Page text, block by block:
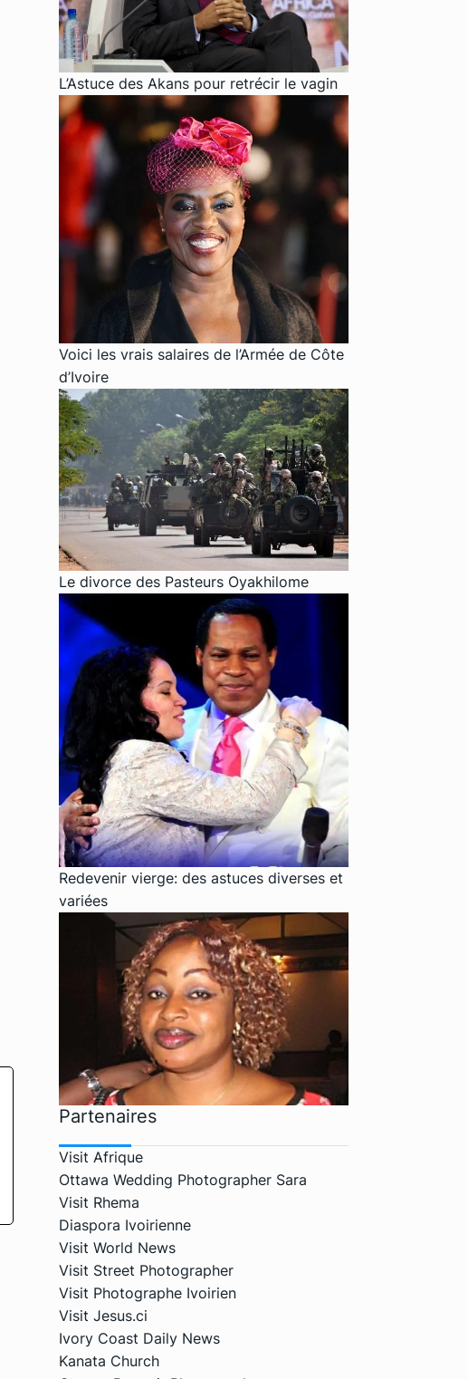
L’Astuce des Akans pour retrécir le vagin
Voici les vrais salaires de l’Armée de Côte
d’Ivoire
Le divorce des Pasteurs Oyakhilome
Redevenir vierge: des astuces diverses et
variées
Partenaires
Visit Afrique
Ottawa Wedding Photographer Sara
Visit Rhema
Diaspora Ivoirienne
Visit World News
Visit Street Photographer
Visit Photographe Ivoirien
Visit Jesus.ci
Ivory Coast Daily News
Kanata Church